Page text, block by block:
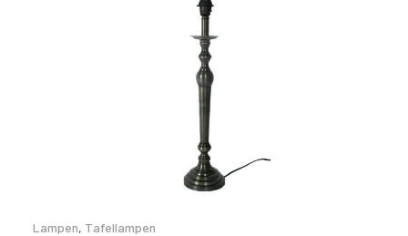
Lampen, Tafellampen